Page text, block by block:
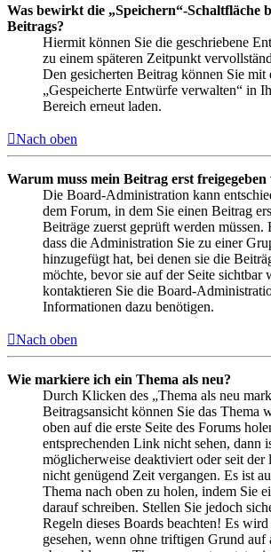
Was bewirkt die „Speichern“-Schaltfläche
Beitrags?
Hiermit können Sie die geschriebene
zu einem späteren Zeitpunkt
Den gesicherten Beitrag können Sie mit
„Gespeicherte Entwürfe verwalten“ in
Bereich erneut laden.
Nach oben
Warum muss mein Beitrag erst freigegeben
Die Board-Administration kann
dem Forum, in dem Sie einen Beitrag
Beiträge zuerst geprüft werden müssen.
dass die Administration Sie zu einer
hinzugefügt hat, bei denen sie die
möchte, bevor sie auf der Seite sichtbar
kontaktieren Sie die Board-
Informationen dazu benötigen.
Nach oben
Wie markiere ich ein Thema als neu?
Durch Klicken des „Thema als neu
Beitragsansicht können Sie das Thema
oben auf die erste Seite des Forums
entsprechenden Link nicht sehen, dann
möglicherweise deaktiviert oder seit
nicht genügend Zeit vergangen. Es ist
Thema nach oben zu holen, indem Sie
darauf schreiben. Stellen Sie jedoch
Regeln dieses Boards beachten! Es
gesehen, wenn ohne triftigen Grund auf